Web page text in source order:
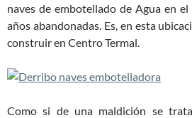
naves de embotellado de Agua en
años abandonadas. Es, en esta
construir en Centro Termal.
Como si de una maldición se